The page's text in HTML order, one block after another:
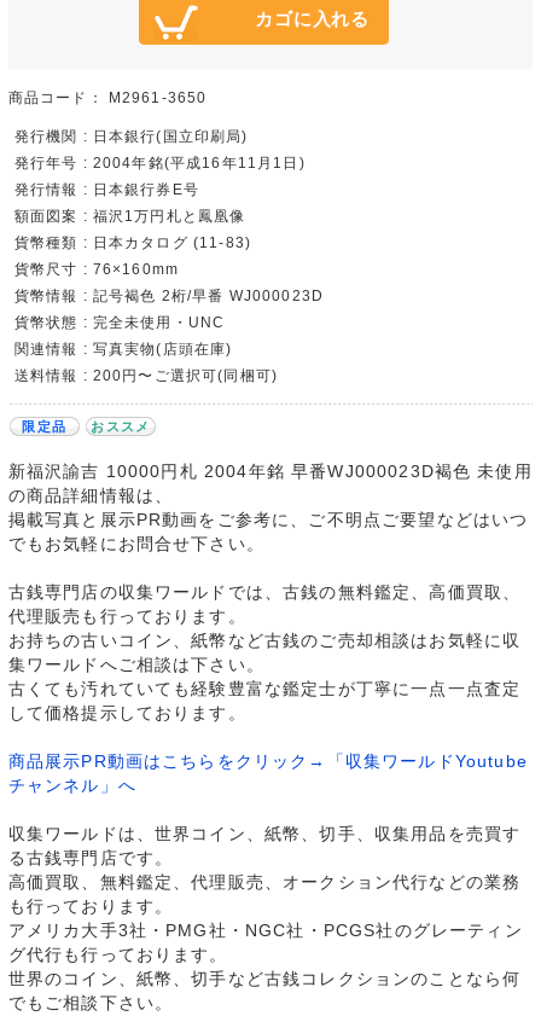
商品コード： M2961-3650
発行機関 : 日本銀行(国立印刷局)
発行年号 : 2004年銘(平成16年11月1日)
発行情報 : 日本銀行券E号
額面図案 : 福沢1万円札と鳳凰像
貨幣種類 : 日本カタログ (11-83)
貨幣尺寸 : 76×160mm
貨幣情報 : 記号褐色 2桁/早番 WJ000023D
貨幣状態 : 完全未使用・UNC
関連情報 : 写真実物(店頭在庫)
送料情報 : 200円〜ご選択可(同梱可)
限定品 おススメ
新福沢諭吉 10000円札 2004年銘 早番WJ000023D褐色 未使用
の商品詳細情報は、
掲載写真と展示PR動画をご参考に、ご不明点ご要望などはいつ
でもお気軽にお問合せ下さい。
古銭専門店の収集ワールドでは、古銭の無料鑑定、高価買取、
代理販売も行っております。
お持ちの古いコイン、紙幣など古銭のご売却相談はお気軽に収
集ワールドへご相談は下さい。
古くても汚れていても経験豊富な鑑定士が丁寧に一点一点査定
して価格提示しております。
商品展示PR動画はこちらをクリック→「収集ワールドYoutube
チャンネル」へ
収集ワールドは、世界コイン、紙幣、切手、収集用品を売買す
る古銭専門店です。
高価買取、無料鑑定、代理販売、オークション代行などの業務
も行っております。
アメリカ大手3社・PMG社・NGC社・PCGS社のグレーティン
グ代行も行っております。
世界のコイン、紙幣、切手など古銭コレクションのことなら何
でもご相談下さい。